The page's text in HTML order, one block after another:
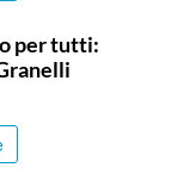
per tutti: